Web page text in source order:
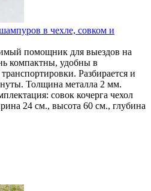
в чехле, совком и
помощник для выездов на
компактны, удобны в
Разбирается и
Толщина металла 2 мм.
совок кочерга чехол
24 см., высота 60 см., глубина